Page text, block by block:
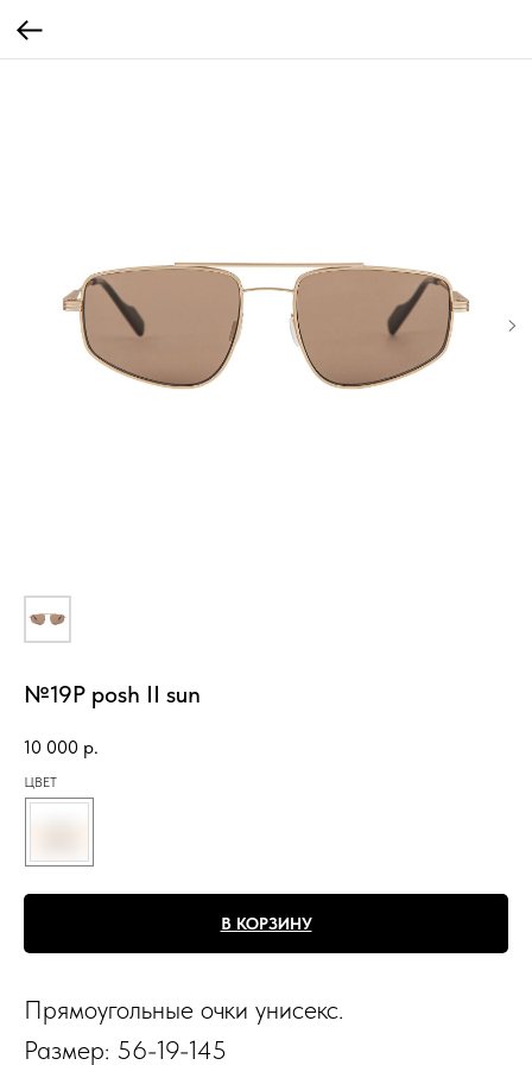
№19P posh II sun
10 000 р.
ЦВЕТ
В КОРЗИНУ
Прямоугольные очки унисекс.
Размер: 56-19-145